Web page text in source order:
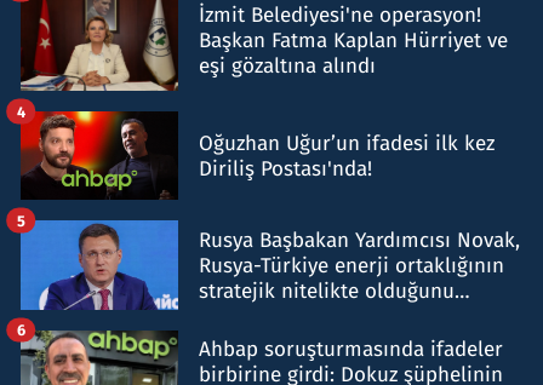
İzmit Belediyesi'ne operasyon!
Başkan Fatma Kaplan Hürriyet ve
eşi gözaltına alındı
Oğuzhan Uğur’un ifadesi ilk kez
Diriliş Postası'nda!
4
Rusya Başbakan Yardımcısı Novak,
Rusya-Türkiye enerji ortaklığının
stratejik nitelikte olduğunu
5
Ahbap soruşturmasında ifadeler
birbirine girdi: Dokuz şüphelinin
6